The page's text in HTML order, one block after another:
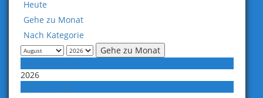
Heute
Gehe zu Monat
Nach Kategorie
Gehe zu Monat
2026